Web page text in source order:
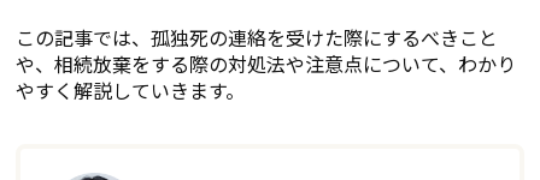
この記事では、孤独死の連絡を受けた際にするべきこと
や、相続放棄をする際の対処法や注意点について、わかり
やすく解説していきます。